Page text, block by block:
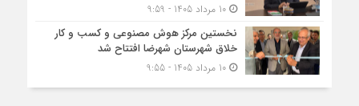
10 مرداد 1405 - 9:59
نخستین مرکز هوش مصنوعی و کسب‌ و کار
خلاق شهرستان شهرضا افتتاح شد
10 مرداد 1405 - 9:55